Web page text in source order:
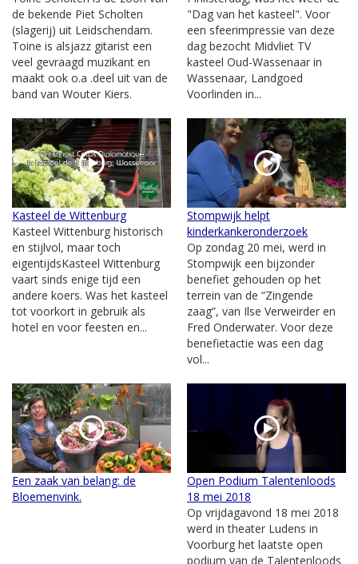
de bekende Piet Scholten
(slagerij) uit Leidschendam.
Toine is alsjazz gitarist een
veel gevraagd muzikant en
maakt ook o.a .deel uit van de
band van Wouter Kiers.
"Dag van het kasteel". Voor
een sfeerimpressie van deze
dag bezocht Midvliet TV
kasteel Oud-Wassenaar in
Wassenaar, Landgoed
Voorlinden in...
Kasteel de Wittenburg
Kasteel Wittenburg historisch
en stijlvol, maar toch
eigentijdsKasteel Wittenburg
vaart sinds enige tijd een
andere koers. Was het kasteel
tot voorkort in gebruik als
hotel en voor feesten en...
Stompwijk helpt
kinderkankeronderzoek
Op zondag 20 mei, werd in
Stompwijk een bijzonder
benefiet gehouden op het
terrein van de “Zingende
zaag”, van Ilse Verweirder en
Fred Onderwater. Voor deze
benefietactie was een dag
vol...
Een zaak van belang: de
Bloemenvink.
Open Podium Talentenloods
18 mei 2018
Op vrijdagavond 18 mei 2018
werd in theater Ludens in
Voorburg het laatste open
podium van de Talentenloods